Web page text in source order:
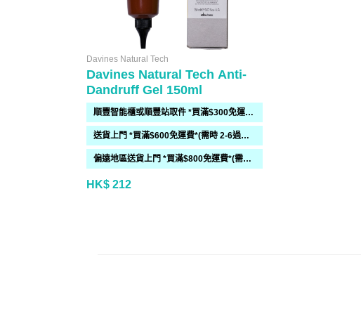
Davines Natural Tech
Davines Natural Tech Anti-
Dandruff Gel 150ml
順豐智能櫃或順豐站取件 *買滿$300免運費*
送貨上門 *買滿$600免運費*(需時 2-6過工作天)
偏遠地區送貨上門 *買滿$800免運費*(需時 2-6個工作天)
HK$ 212